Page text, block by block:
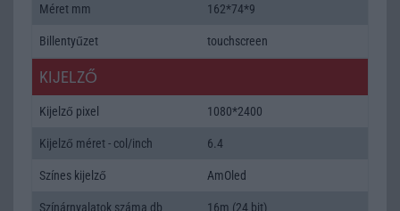
Méret mm 162*74*9
Billentyűzet touchscreen
KIJELZŐ
Kijelző pixel 1080*2400
Kijelző méret - col/inch 6.4
Színes kijelző AmOled
Színárnyalatok száma db 16m (24 bit)